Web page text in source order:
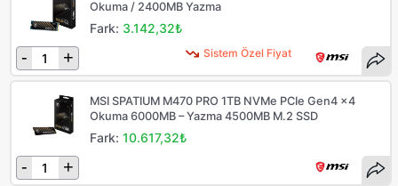
Sistem Özel Fiyat
Okuma / 2400MB Yazma
Fark: 3.142,32₺
- +
MSI SPATIUM M470 PRO 1TB NVMe PCIe Gen4 x4
Okuma 6000MB – Yazma 4500MB M.2 SSD
Fark:10.617,32₺
- +